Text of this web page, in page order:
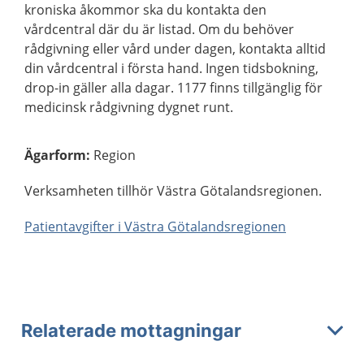
kroniska åkommor ska du kontakta den
vårdcentral där du är listad. Om du behöver
rådgivning eller vård under dagen, kontakta alltid
din vårdcentral i första hand. Ingen tidsbokning,
drop-in gäller alla dagar. 1177 finns tillgänglig för
medicinsk rådgivning dygnet runt.
Ägarform: Region
Verksamheten tillhör Västra Götalandsregionen.
Patientavgifter i Västra Götalandsregionen
Relaterade mottagningar